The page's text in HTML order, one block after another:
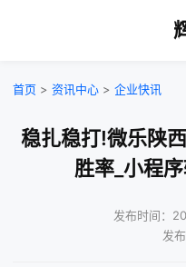
首页 > 资讯中心 > 企业快讯
稳扎稳打!微乐陕
胜率_小程
发布时间：
发